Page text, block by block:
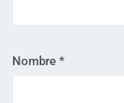
Nombre *